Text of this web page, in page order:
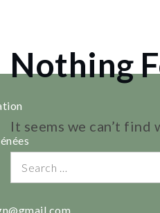
Nothing
It seems we can’t find
Search